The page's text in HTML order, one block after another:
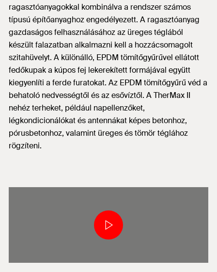
ragasztóanyagokkal kombinálva a rendszer számos
típusú építőanyaghoz engedélyezett. A ragasztóanyag
gazdaságos felhasználásához az üreges téglából
készült falazatban alkalmazni kell a hozzácsomagolt
szitahüvelyt. A különálló, EPDM tömítőgyűrűvel ellátott
fedőkupak a kúpos fej lekerekített formájával együtt
kiegyenlíti a ferde furatokat. Az EPDM tömítőgyűrű véd a
behatoló nedvességtől és az esővíztől. A TherMax II
nehéz terheket, például napellenzőket,
légkondicionálókat és antennákat képes betonhoz,
pórusbetonhoz, valamint üreges és tömör téglához
rögzíteni.